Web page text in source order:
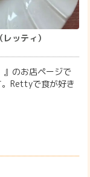
ッティ）
』のお店ページで
Rettyで食が好き